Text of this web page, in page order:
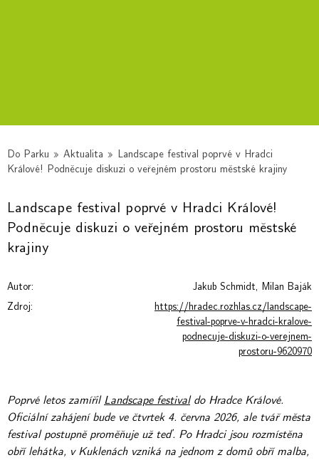
Do Parku » Aktualita » Landscape festival poprvé v Hradci
Králové! Podněcuje diskuzi o veřejném prostoru městské krajiny
Landscape festival poprvé v Hradci Králové!
Podněcuje diskuzi o veřejném prostoru městské
krajiny
Autor:
Jakub Schmidt, Milan Baják
Zdroj:
https://hradec.rozhlas.cz/landscape-
festival-poprve-v-hradci-kralove-
podnecuje-diskuzi-o-verejnem-
prostoru-9620970
Poprvé letos zamířil Landscape festivaldo Hradce Králové.
Oficiální zahájení bude ve čtvrtek 4. června 2026, ale tvář města
festival postupně proměňuje už teď. Po Hradci jsou rozmístěna
obří lehátka, v Kuklenách vzniká na jednom z domů obří malba,